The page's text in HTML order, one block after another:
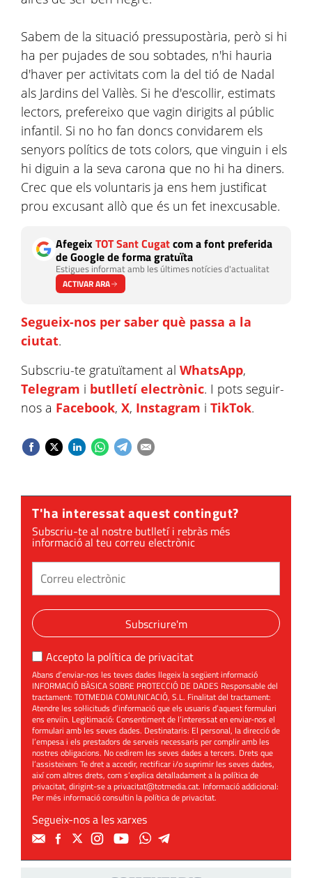
Sabem de la situació pressupostària, però si hi
ha per pujades de sou sobtades, n'hi hauria
d'haver per activitats com la del tió de Nadal
als Jardins del Vallès. Si he d'escollir, estimats
lectors, prefereixo que vagin dirigits al públic
infantil. Si no ho fan doncs convidarem els
senyors polítics de tots colors, que vinguin i els
hi diguin a la seva carona que no hi ha diners.
Crec que els voluntaris ja ens hem justificat
prou excusant allò que és un fet inexcusable.
AfegeixTOT Sant Cugatcom a font preferida
de Google de forma gratuïta
Estigues informat amb les últimes notícies d'actualitat
ACTIVAR ARA
Segueix-nos per saber què passa a la
ciutat.
Subscriu-te gratuïtament al WhatsApp,
Telegram i butlletí electrònic. I pots seguir-
nos a Facebook, X, Instagram i TikTok.
T'ha interessat aquest contingut?
Subscriu-te al nostre butlletí i rebràs més
informació al teu correu electrònic
Subscriure'm
Accepto la política de privacitat
Abans d’enviar-nos les teves dades llegeix la següent informació
INFORMACIÓ BÀSICA SOBRE PROTECCIÓ DE DADES Responsable del
tractament: TOTMEDIA COMUNICACIÓ, S.L. Finalitat del tractament:
Atendre les sol·licituds d’informació que els usuaris d’aquest formulari
ens enviïn. Legitimació: Consentiment de l’interessat en enviar-nos el
formulari amb les seves dades. Destinataris: El personal, la direcció de
l’empesa i els prestadors de serveis necessaris per complir amb les
nostres obligacions. No cedirem les seves dades a tercers. Drets que
l’assisteixen: Te dret a accedir, rectificar i/o suprimir les seves dades,
així com altres drets, com s’explica detalladament a la política de
privacitat, dirigint-se aprivacitat@totmedia.cat. Informació addicional:
Per més informació consultin lapolítica de privacitat.
Segueix-nos a les xarxes